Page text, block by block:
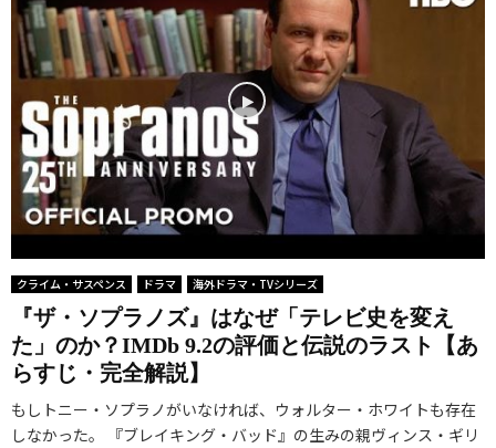
クライム・サスペンス ドラマ 海外ドラマ・TVシリーズ
『ザ・ソプラノズ』はなぜ「テレビ史を変え
た」のか？IMDb 9.2の評価と伝説のラスト【あ
らすじ・完全解説】
もしトニー・ソプラノがいなければ、ウォルター・ホワイトも存在
しなかった。 『ブレイキング・バッド』の生みの親ヴィンス・ギリ